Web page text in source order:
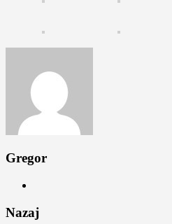
Gregor
Nazaj